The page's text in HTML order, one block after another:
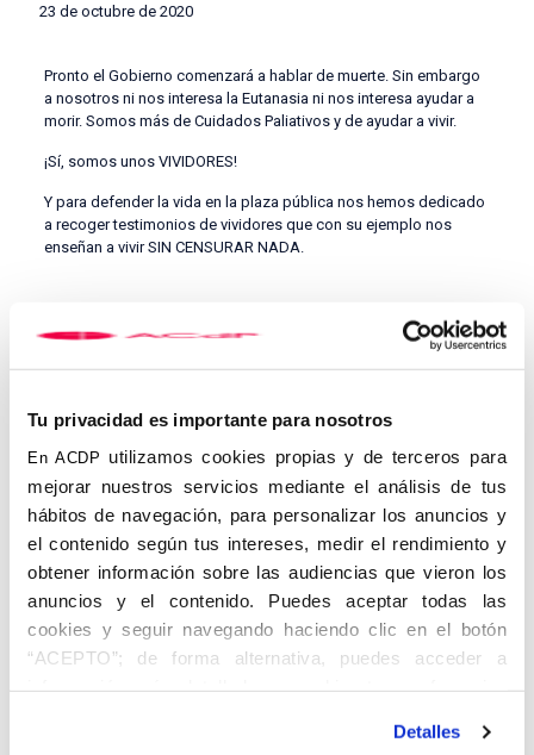
Tu privacidad es importante para nosotros
En ACDP utilizamos cookies propias y de terceros para
mejorar nuestros servicios mediante el análisis de tus
hábitos de navegación, para personalizar los anuncios y
el contenido según tus intereses, medir el rendimiento y
obtener información sobre las audiencias que vieron los
anuncios y el contenido. Puedes aceptar todas las
cookies y seguir navegando haciendo clic en el botón
“ACEPTO”; de forma alternativa, puedes acceder a
información más detallada y cambiar tus preferencias
en el botón "Personalizar". Para más información puedes
Detalles
23 de octubre de 2020
Pronto el Gobierno comenzará a hablar de muerte. Sin embargo
a nosotros ni nos interesa la Eutanasia ni nos interesa ayudar a
morir. Somos más de Cuidados Paliativos y de ayudar a vivir.
¡Sí, somos unos VIVIDORES!
Y para defender la vida en la plaza pública nos hemos dedicado
a recoger testimonios de vividores que con su ejemplo nos
enseñan a vivir SIN CENSURAR NADA.
Si quieres conocer a los mayores Vividores de España, entra en